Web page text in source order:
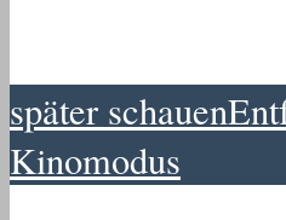
später schauen
Kinomodus